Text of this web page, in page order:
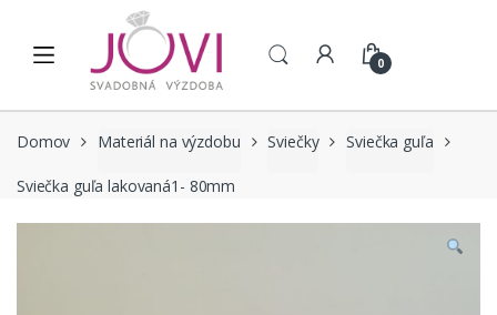
0
Domov Materiál na výzdobu Sviečky Sviečka guľa
Sviečka guľa lakovaná1- 80mm